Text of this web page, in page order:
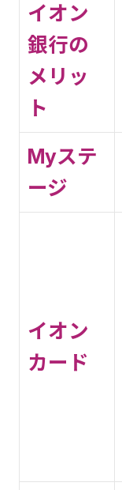
イオン
銀行の
メリッ
ト
Myステ
ージ
イオン
カード